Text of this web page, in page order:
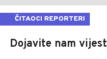
ČITAOCI REPORTERI
Dojavite nam vijest